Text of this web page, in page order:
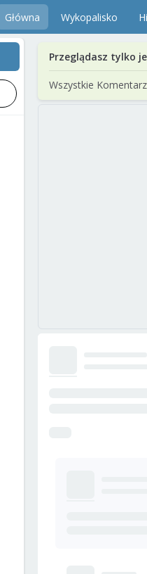
Główna Wykopalisko
Przeglądasz tylko
Wszystkie